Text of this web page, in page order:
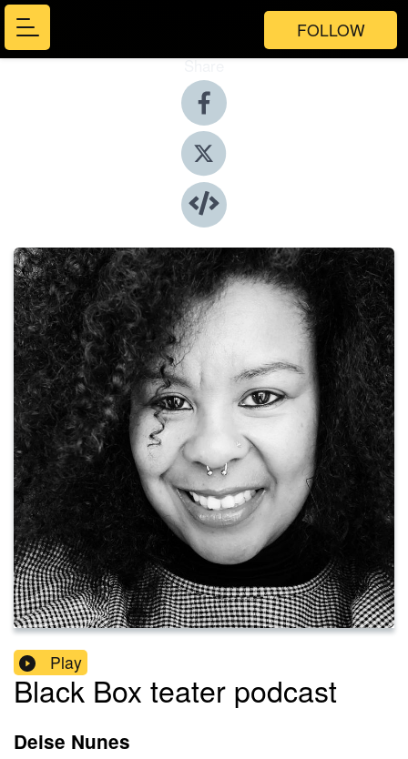
FOLLOW
Share
Play
Black Box teater podcast
Deise Nunes